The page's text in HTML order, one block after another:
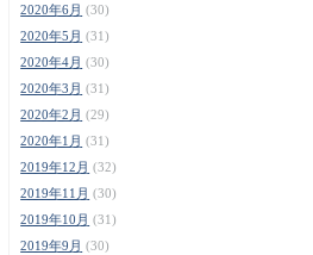
2020年6月 (30)
2020年5月 (31)
2020年4月 (30)
2020年3月 (31)
2020年2月 (29)
2020年1月 (31)
2019年12月 (32)
2019年11月 (30)
2019年10月 (31)
2019年9月 (30)